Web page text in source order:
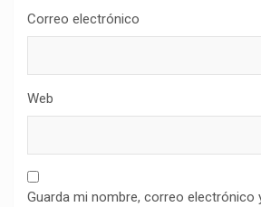
Correo electrónico
Web
Guarda mi nombre, correo electrónico